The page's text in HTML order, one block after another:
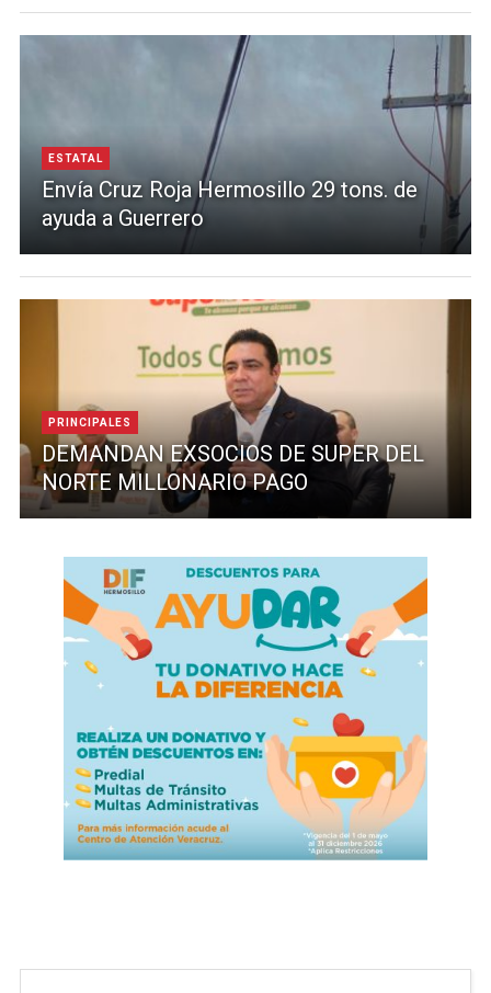
ESTATAL
Envía Cruz Roja Hermosillo 29 tons. de
ayuda a Guerrero
PRINCIPALES
DEMANDAN EXSOCIOS DE SUPER DEL
NORTE MILLONARIO PAGO